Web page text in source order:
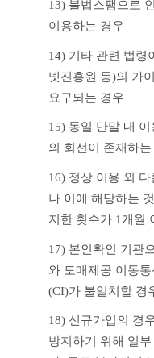
13) 불법스팸으로
이용하는 경우
14) 기타 관련 법령
넷진흥원 등)의 가
요구되는 경우
15) 동일 단말 내
의 회선이 존재하는
16) 정상 이용 외
나 이에 해당하는
지한 횟수가 1개월
17) 본인확인 기관
와 도매제공 이동
(CI)가 불일치할 경
18) 신규가입의 경
방지하기 위해 일